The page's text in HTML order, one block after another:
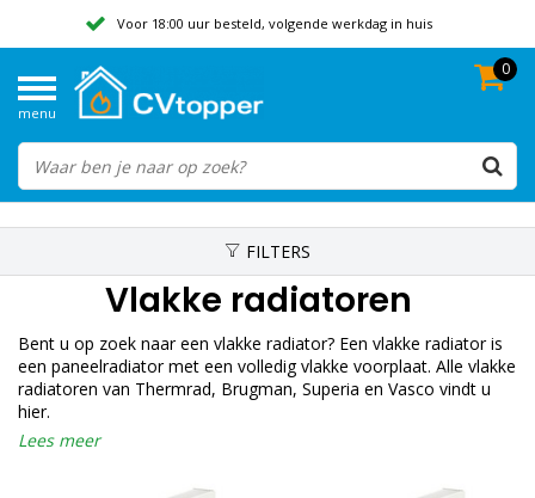
Voor 18:00 uur besteld, volgende werkdag in huis
Beoordeeld met een 9,8
menu
0
FILTERS
Vlakke radiatoren
Bent u op zoek naar een vlakke radiator? Een vlakke radiator is
een paneelradiator met een volledig vlakke voorplaat. Alle vlakke
radiatoren van Thermrad, Brugman, Superia en Vasco vindt u
hier.
Lees meer